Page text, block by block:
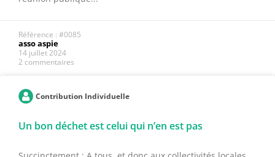
Référence : #0085
asso aspie
14 juillet 2024
2 commentaires
Contribution Individuelle
Un bon déchet est celui qui n’en est pas